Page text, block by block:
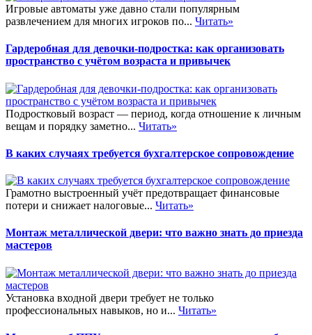
Игровые автоматы уже давно стали популярным
развлечением для многих игроков по... Читать»
Гардеробная для девочки-подростка: как организовать
пространство с учётом возраста и привычек
Подростковый возраст — период, когда отношение к личным
вещам и порядку заметно... Читать»
В каких случаях требуется бухгалтерское сопровождение
Грамотно выстроенный учёт предотвращает финансовые
потери и снижает налоговые... Читать»
Монтаж металлической двери: что важно знать до приезда
мастеров
Установка входной двери требует не только
профессиональных навыков, но и... Читать»